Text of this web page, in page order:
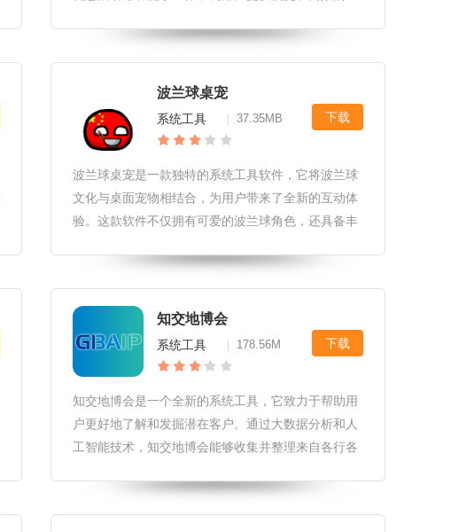
明了，操作便捷，方便用户快速上手。2.提供实时话
费查询、套餐办理及
波兰球桌宠
系统工具 37.35MB 下载
波兰球桌宠是一款独特的系统工具软件，它将波兰球
文化与桌面宠物相结合，为用户带来了全新的互动体
验。这款软件不仅拥有可爱的波兰球角色，还具备丰
学习之余，享受轻松愉快的桌面时光。波兰球桌宠软
件亮点1.独特的波兰球角色设计
知交地博会
系统工具 178.56M 下载
知交地博会是一个全新的系统工具，它致力于帮助用
户更好地了解和发掘潜在客户。通过大数据分析和人
工智能技术，知交地博会能够收集并整理来自各行各
详细信息。以下是按照您的要求进行的回答：知交地
博会软件特色1.独特的社交功能